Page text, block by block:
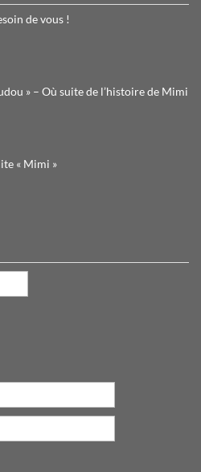
de vous !
» – Où suite de l’histoire de Mimi
« Mimi »